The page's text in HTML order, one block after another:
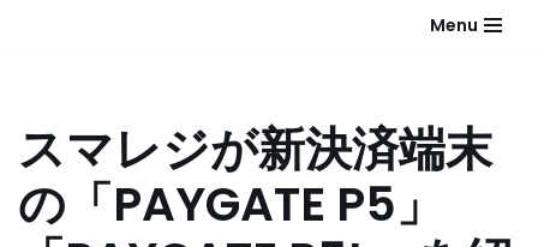
ン
へ
Menu
スマレジが新決済端末
の「PAYGATE P5」